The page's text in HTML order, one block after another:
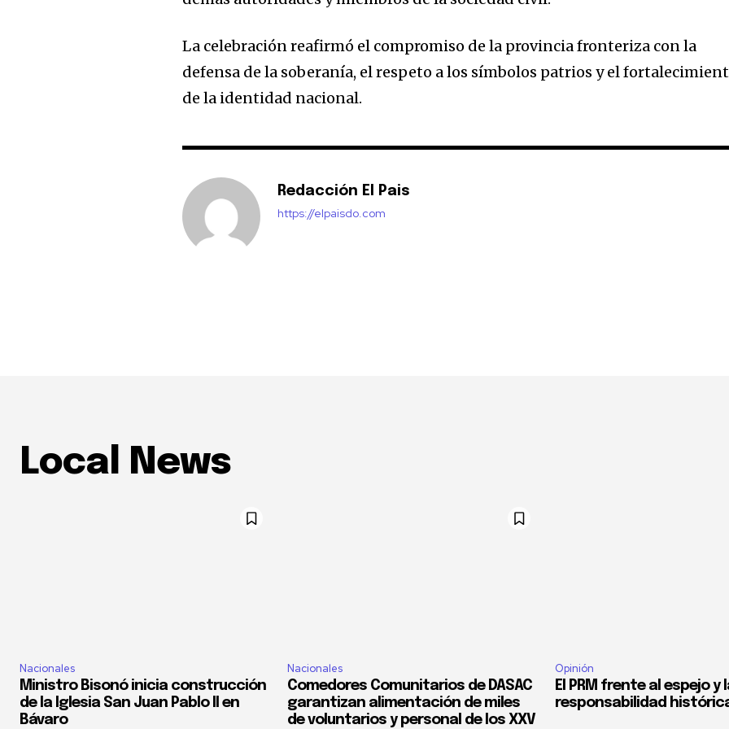
La celebración reafirmó el compromiso de la provincia fronteriza con la
defensa de la soberanía, el respeto a los símbolos patrios y el
de la identidad nacional.
Redacción El Pais
https://elpaisdo.com
Local News
Nacionales
Ministro Bisonó inicia construcción
de la Iglesia San Juan Pablo II en
Bávaro
Nacionales
Comedores Comunitarios de DASAC
garantizan alimentación de miles
de voluntarios y personal de los XXV
Opinión
El PRM frente al espejo y
responsabilidad